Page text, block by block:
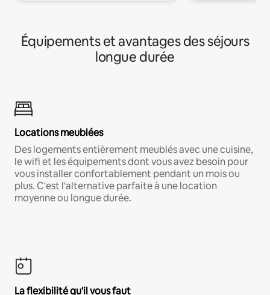
Équipements et avantages des séjours
longue durée
Locations meublées
Des logements entièrement meublés avec une cuisine,
le wifi et les équipements dont vous avez besoin pour
vous installer confortablement pendant un mois ou
plus. C'est l'alternative parfaite à une location
moyenne ou longue durée.
La flexibilité qu'il vous faut